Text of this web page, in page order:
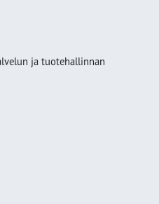
ja tuotehallinnan